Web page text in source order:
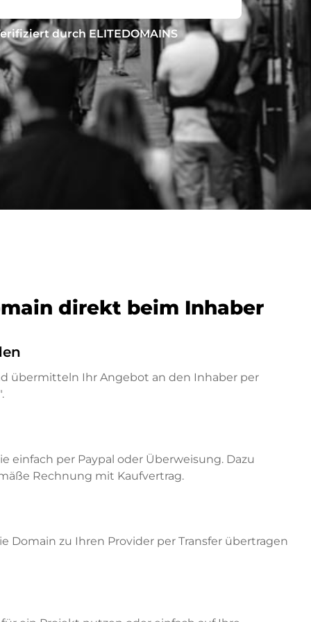
durch ELITEDOMAINS
direkt beim Inhaber
übermitteln Ihr Angebot an den Inhaber per
einfach per Paypal oder Überweisung. Dazu
Rechnung mit Kaufvertrag.
Domain zu Ihren Provider per Transfer übertragen